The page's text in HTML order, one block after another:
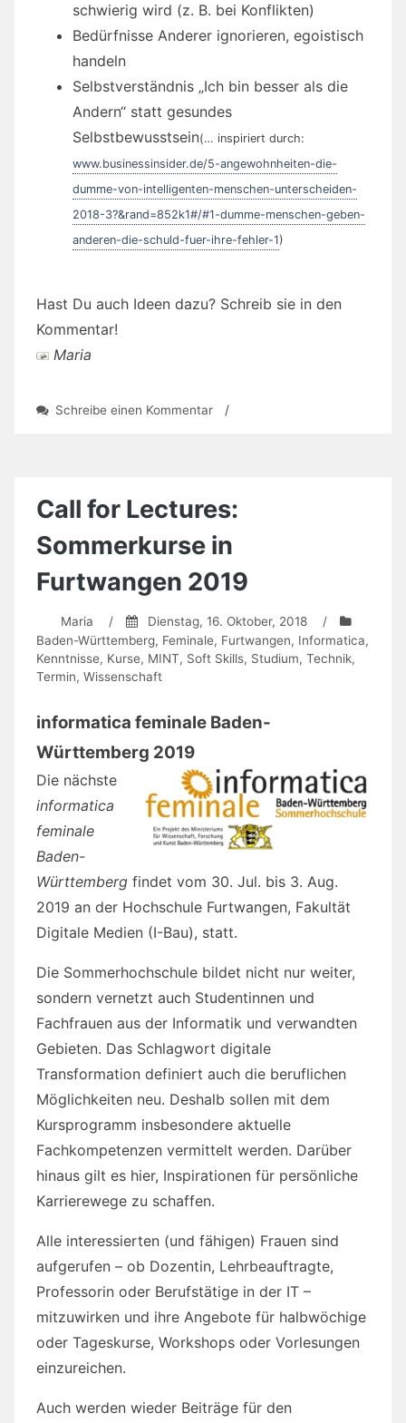
schwierig wird (z. B. bei Konflikten)
Bedürfnisse Anderer ignorieren, egoistisch
handeln
Selbstverständnis „Ich bin besser als die
Andern“ statt gesundes
Selbstbewusstsein(… inspiriert durch:
www.businessinsider.de/5-angewohnheiten-die-
dumme-von-intelligenten-menschen-unterscheiden-
2018-3?&rand=852k1#/#1-dumme-menschen-geben-
anderen-die-schuld-fuer-ihre-fehler-1)
Hast Du auch Ideen dazu? Schreib sie in den
Kommentar!
Maria
Schreibe einen Kommentarzu /
Call for Lectures:
Sommerkurse in
Furtwangen 2019
Maria / Dienstag, 16. Oktober, 2018
/
Baden-Württemberg, Feminale, Furtwangen, Informatica,
Kenntnisse, Kurse, MINT, Soft Skills, Studium, Technik,
Termin, Wissenschaft
informatica feminale Baden-
Württemberg 2019
Die nächste
informatica
feminale
Baden-
Württemberg findet vom 30. Jul. bis 3. Aug.
2019 an der Hochschule Furtwangen, Fakultät
Digitale Medien (I-Bau), statt.
Die Sommerhochschule bildet nicht nur weiter,
sondern vernetzt auch Studentinnen und
Fachfrauen aus der Informatik und verwandten
Gebieten. Das Schlagwort digitale
Transformation definiert auch die beruflichen
Möglichkeiten neu. Deshalb sollen mit dem
Kursprogramm insbesondere aktuelle
Fachkompetenzen vermittelt werden. Darüber
hinaus gilt es hier, Inspirationen für persönliche
Karrierewege zu schaffen.
Alle interessierten (und fähigen) Frauen sind
aufgerufen – ob Dozentin, Lehrbeauftragte,
Professorin oder Berufstätige in der IT –
mitzuwirken und ihre Angebote für halbwöchige
oder Tageskurse, Workshops oder Vorlesungen
einzureichen.
Auch werden wieder Beiträge für den